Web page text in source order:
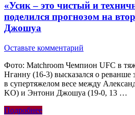
«Усик – это чистый и
поделился прогнозом на
Джошуа
Оставьте комментарий
Фото: Matchroom Чемпион UFC в
Нганну (16-3) высказался о
в супертяжелом весе между
KO) и Энтони Джошуа (19-0, 13 …
Подробнее